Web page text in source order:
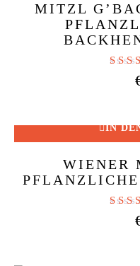
MITZL
5.00
IN
WIENER
5.00